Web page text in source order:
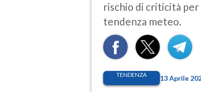
rischio di criticità per
tendenza meteo.
TENDENZA 13 Aprile